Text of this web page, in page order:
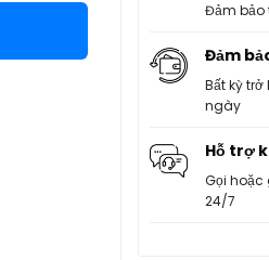
Đảm
Đảm
Bất kỳ
ngày
Hỗ trợ
Gọi
24/7